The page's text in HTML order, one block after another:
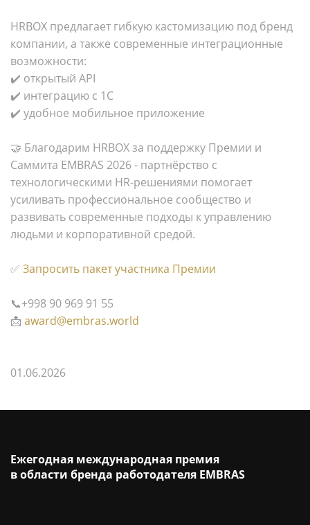
HRBOX предлагает гибкую кастомизацию под бренд
компании, а также современные интеграционные
возможности:
✔️ открытый API
✔️ интеграцию с 1С
✔️ удобное мобильное приложение
🤝 Благодарим HRBOX за поддержку Премии и
Саммита EMBRAS 2026 - партнёрство с
технологическими HR-решениями помогает
усиливать профессиональное сообщество и
развивать современные подходы к управлению
людьми и корпоративной средой.
✅ Запросить пакет участника Премии
📞+998 90 969 91 55
📩 award@embras.world
01.06.2026
Ежегодная международная премия
в области бренда работодателя EMBRAS